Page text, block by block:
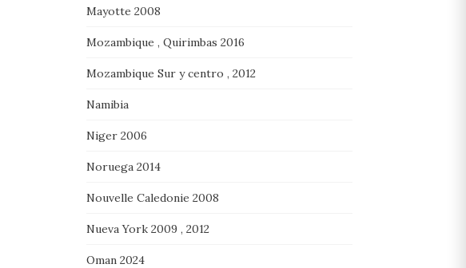
Mayotte 2008
Mozambique , Quirimbas 2016
Mozambique Sur y centro , 2012
Namibia
Niger 2006
Noruega 2014
Nouvelle Caledonie 2008
Nueva York 2009 , 2012
Oman 2024